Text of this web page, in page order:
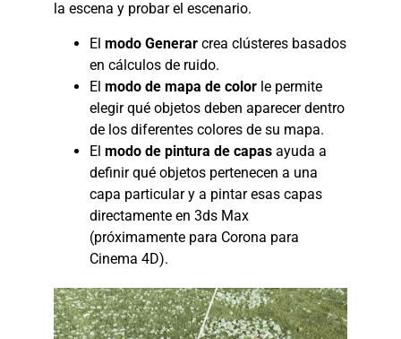
la escena y probar el escenario.
El modo Generar crea clústeres basados
​​en cálculos de ruido.
El modo de mapa de color le permite
elegir qué objetos deben aparecer dentro
de los diferentes colores de su mapa.
El modo de pintura de capas ayuda a
definir qué objetos pertenecen a una
capa particular y a pintar esas capas
directamente en 3ds Max
(próximamente para Corona para
Cinema 4D).